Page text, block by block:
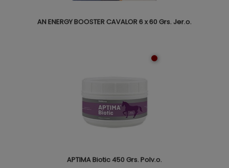
AN ENERGY BOOSTER CAVALOR 6 x 60 Grs. Jer.o.
APTIMA Biotic 450 Grs. Polv.o.